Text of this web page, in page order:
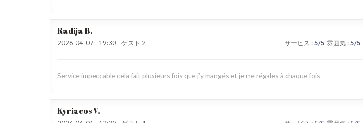
RadijaB
2026-04-07 - 19:30 - ゲスト 2 サービス : 5/5 雰囲気: 5/5
Service impeccable cela fait plusieurs fois que j’y mangés et je me régales à chaque fois
KyriacosV